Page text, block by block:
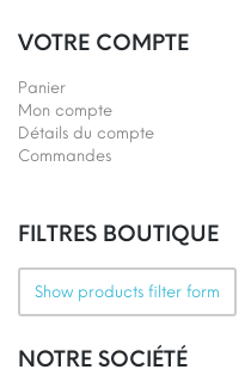
VOTRE COMPTE
Panier
Mon compte
Détails du compte
Commandes
FILTRES BOUTIQUE
Show products filter form
NOTRE SOCIÉTÉ